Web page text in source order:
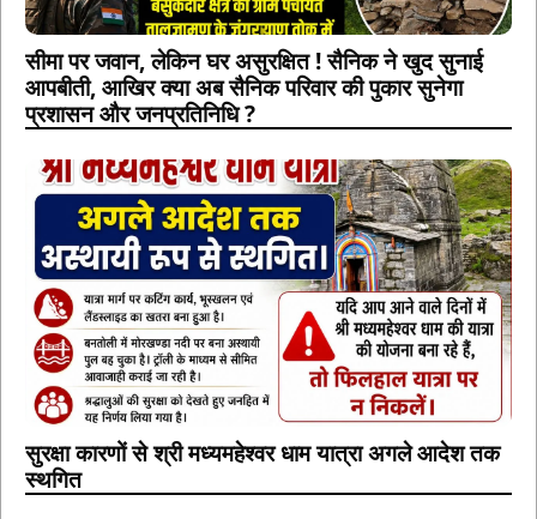
सीमा पर जवान, लेकिन घर असुरक्षित ! सैनिक ने खुद सुनाई
आपबीती, आखिर क्या अब सैनिक परिवार की पुकार सुनेगा
प्रशासन और जनप्रतिनिधि ?
सुरक्षा कारणों से श्री मध्यमहेश्वर धाम यात्रा अगले आदेश तक
स्थगित